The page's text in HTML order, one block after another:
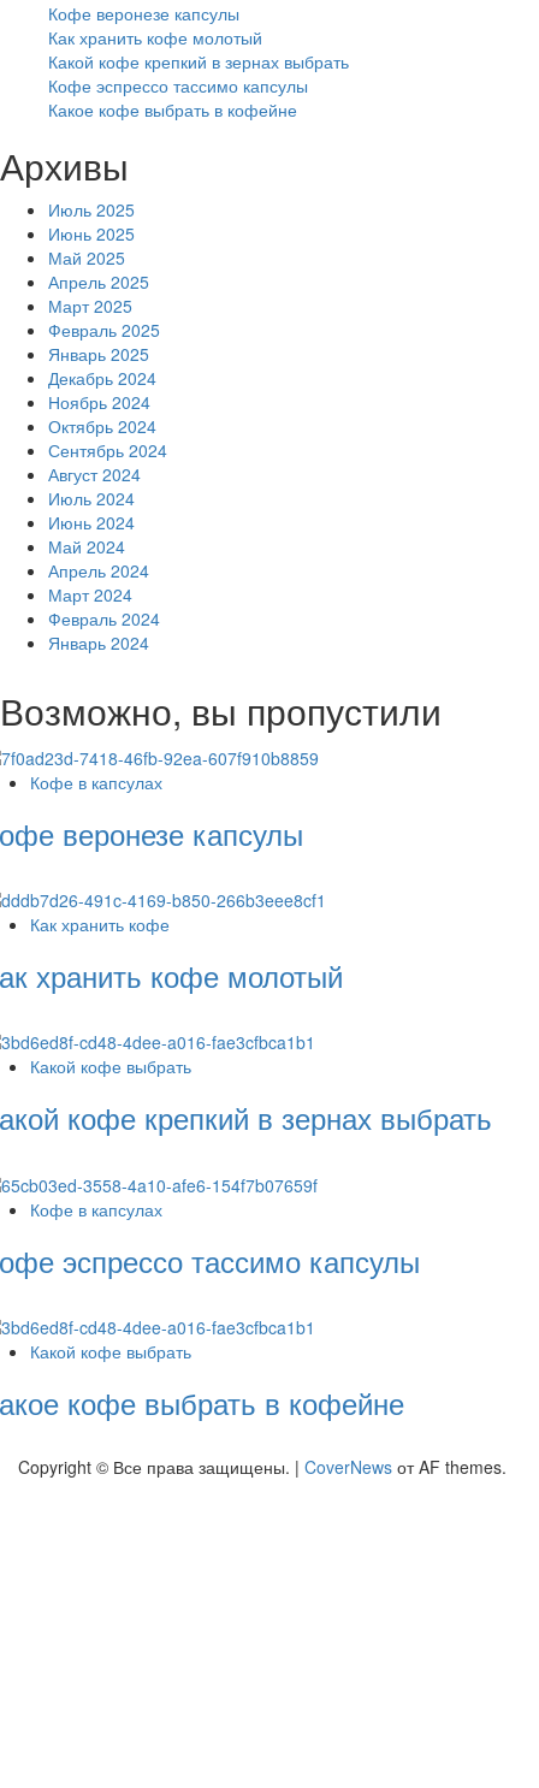
Кофе веронезе капсулы
Как хранить кофе молотый
Какой кофе крепкий в зернах выбрать
Кофе эспрессо тассимо капсулы
Какое кофе выбрать в кофейне
Архивы
Июль 2025
Июнь 2025
Май 2025
Апрель 2025
Март 2025
Февраль 2025
Январь 2025
Декабрь 2024
Ноябрь 2024
Октябрь 2024
Сентябрь 2024
Август 2024
Июль 2024
Июнь 2024
Май 2024
Апрель 2024
Март 2024
Февраль 2024
Январь 2024
Возможно, вы пропустили
Кофе в капсулах
веронезе капсулы
Как хранить кофе
хранить кофе молотый
Какой кофе выбрать
кофе крепкий в зернах выбрать
Кофе в капсулах
эспрессо тассимо капсулы
Какой кофе выбрать
кофе выбрать в кофейне
Copyright © Все права защищены. | CoverNews от AF themes.